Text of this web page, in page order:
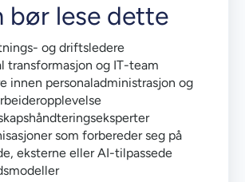
bør lese dette
og driftsledere
transformasjon og IT-team
innen personaladministrasjon og
som forbereder seg på
eksterne eller AI-tilpassede